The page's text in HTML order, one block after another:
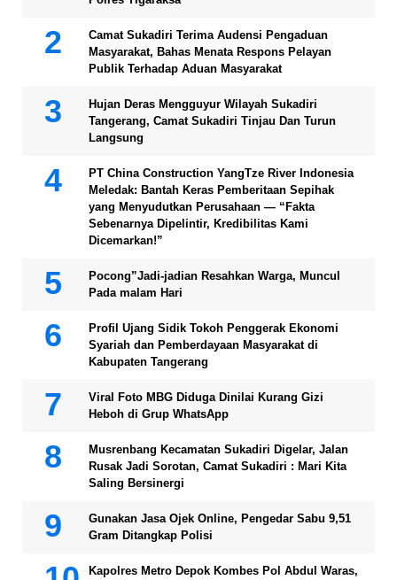
Camat Sukadiri Terima Audensi Pengaduan
Masyarakat, Bahas Menata Respons Pelayan
Publik Terhadap Aduan Masyarakat
Hujan Deras Mengguyur Wilayah Sukadiri
Tangerang, Camat Sukadiri Tinjau Dan Turun
Langsung
PT China Construction YangTze River Indonesia
Meledak: Bantah Keras Pemberitaan Sepihak
yang Menyudutkan Perusahaan — “Fakta
Sebenarnya Dipelintir, Kredibilitas Kami
Dicemarkan!”
Pocong”Jadi-jadian Resahkan Warga, Muncul
Pada malam Hari
Profil Ujang Sidik Tokoh Penggerak Ekonomi
Syariah dan Pemberdayaan Masyarakat di
Kabupaten Tangerang
Viral Foto MBG Diduga Dinilai Kurang Gizi
Heboh di Grup WhatsApp
Musrenbang Kecamatan Sukadiri Digelar, Jalan
Rusak Jadi Sorotan, Camat Sukadiri : Mari Kita
Saling Bersinergi
Gunakan Jasa Ojek Online, Pengedar Sabu 9,51
Gram Ditangkap Polisi
Kapolres Metro Depok Kombes Pol Abdul Waras,